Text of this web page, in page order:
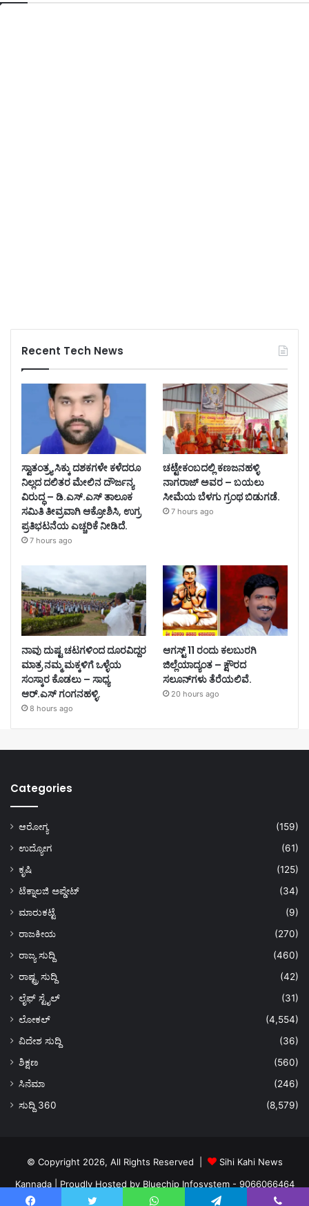
Recent Tech News
ಸ್ವಾತಂತ್ರ್ಯ ಸಿಕ್ಕು ದಶಕಗಳೇ ಕಳೆದರೂ
ನಿಲ್ಲದ ದಲಿತರ ಮೇಲಿನ ದೌರ್ಜನ್ಯ
ವಿರುದ್ಧ – ಡಿ.ಎಸ್.ಎಸ್ ತಾಲೂಕ
ಸಮಿತಿ ತೀವ್ರವಾಗಿ ಆಕ್ರೋಶಿಸಿ, ಉಗ್ರ
ಪ್ರತಿಭಟನೆಯ ಎಚ್ಚರಿಕೆ ನೀಡಿದೆ.
7 hours ago
ಚಟ್ಟೇಕಂಬದಲ್ಲಿ ಕಣಜನಹಳ್ಳಿ
ನಾಗರಾಜ್ ಅವರ – ಬಯಲು
ಸೀಮೆಯ ಬೆಳಗು ಗ್ರಂಥ ಬಿಡುಗಡೆ.
7 hours ago
ನಾವು ದುಷ್ಟ ಚಟಗಳಿಂದ ದೂರವಿದ್ದರ
ಮಾತ್ರ ನಮ್ಮ ಮಕ್ಕಳಿಗೆ ಒಳ್ಳೆಯ
ಸಂಸ್ಕಾರ ಕೊಡಲು – ಸಾಧ್ಯ
ಆರ್.ಎಸ್ ಗಂಗನಹಳ್ಳಿ.
8 hours ago
ಆಗಸ್ಟ್ 11 ರಂದು ಕಲಬುರಗಿ
ಜಿಲ್ಲೆಯಾದ್ಯಂತ – ಕ್ಷೌರದ
ಸಲೂನ್‌ಗಳು ತೆರೆಯಲಿವೆ.
20 hours ago
Categories
ಆರೋಗ್ಯ
(159)
ಉದ್ಯೋಗ
(61)
ಕೃಷಿ
(125)
ಟೆಕ್ನಾಲಜಿ ಅಪ್ಡೇಟ್
(34)
ಮಾರುಕಟ್ಟೆ
(9)
ರಾಜಕೀಯ
(270)
ರಾಜ್ಯ ಸುದ್ದಿ
(460)
ರಾಷ್ಟ್ರ ಸುದ್ದಿ
(42)
ಲೈಫ್ ಸ್ಟೈಲ್
(31)
ಲೋಕಲ್
(4,554)
ವಿದೇಶ ಸುದ್ದಿ
(36)
ಶಿಕ್ಷಣ
(560)
ಸಿನೆಮಾ
(246)
ಸುದ್ದಿ 360
(8,579)
© Copyright 2026, All Rights Reserved |
Sihi Kahi News
Kannada| Proudly Hosted by Bluechip Infosystem - 9066066464